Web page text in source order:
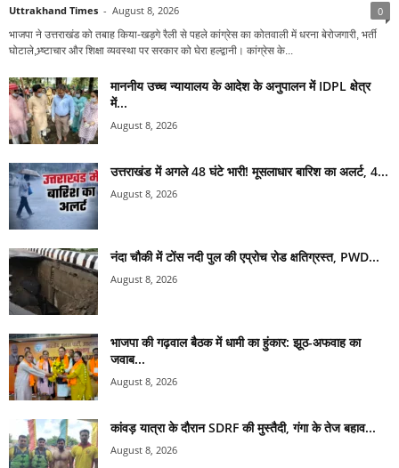
Uttrakhand Times - August 8, 2026 0
भाजपा ने उत्तराखंड को तबाह किया-खड़गे रैली से पहले कांग्रेस का कोतवाली में धरना बेरोजगारी, भर्ती
घोटाले,भ्र्ष्टाचार और शिक्षा व्यवस्था पर सरकार को घेरा हल्द्वानी। कांग्रेस के...
माननीय उच्च न्यायालय के आदेश के अनुपालन में IDPL क्षेत्र
में...
August 8, 2026
उत्तराखंड में अगले 48 घंटे भारी! मूसलाधार बारिश का अलर्ट, 4...
August 8, 2026
नंदा चौकी में टोंस नदी पुल की एप्रोच रोड क्षतिग्रस्त, PWD...
August 8, 2026
भाजपा की गढ़वाल बैठक में धामी का हुंकार: झूठ-अफवाह का
जवाब...
August 8, 2026
कांवड़ यात्रा के दौरान SDRF की मुस्तैदी, गंगा के तेज बहाव...
August 8, 2026